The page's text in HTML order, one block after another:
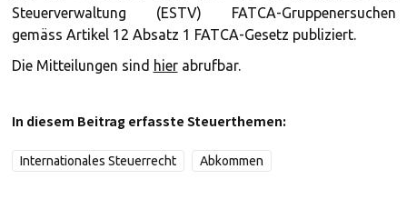
Steuerverwaltung (ESTV) FATCA-Gruppenersuchen
gemäss Artikel 12 Absatz 1 FATCA-Gesetz publiziert.
Die Mitteilungen sind hierabrufbar.
In diesem Beitrag erfasste Steuerthemen:
Internationales Steuerrecht Abkommen